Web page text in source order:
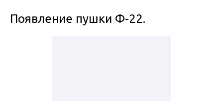
Появление пушки Ф-22.